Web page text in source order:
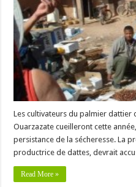
Les cultivateurs du palmier dattier
Ouarzazate cueilleront cette
persistance de la sécheresse. La
productrice de dattes, devrait
Read More »